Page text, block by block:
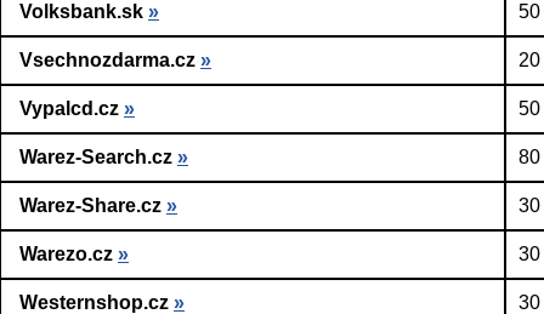
Volksbank.sk » 50
Vsechnozdarma.cz »
Vypalcd.cz » 50
Warez-Search.cz » 80
Warez-Share.cz » 30
Warezo.cz » 30
Westernshop.cz » 30